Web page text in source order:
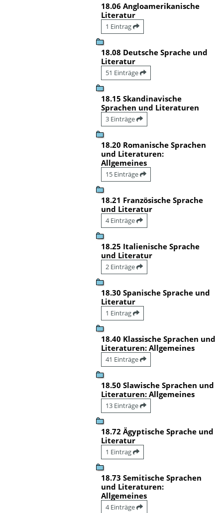
18.06 Angloamerikanische
Literatur
1 Eintrag
18.08 Deutsche Sprache und
Literatur
51 Einträge
18.15 Skandinavische
Sprachen und Literaturen
3 Einträge
18.20 Romanische Sprachen
und Literaturen:
Allgemeines
15 Einträge
18.21 Französische Sprache
und Literatur
4 Einträge
18.25 Italienische Sprache
und Literatur
2 Einträge
18.30 Spanische Sprache und
Literatur
1 Eintrag
18.40 Klassische Sprachen und
Literaturen: Allgemeines
41 Einträge
18.50 Slawische Sprachen und
Literaturen: Allgemeines
13 Einträge
18.72 Ägyptische Sprache und
Literatur
1 Eintrag
18.73 Semitische Sprachen
und Literaturen:
Allgemeines
4 Einträge